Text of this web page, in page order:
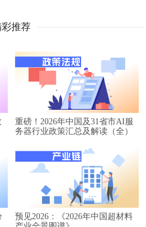
彩推荐
重磅！2026年中国及31省市AI服
务器行业政策汇总及解读（全）
预见2026：《2026年中国超材料